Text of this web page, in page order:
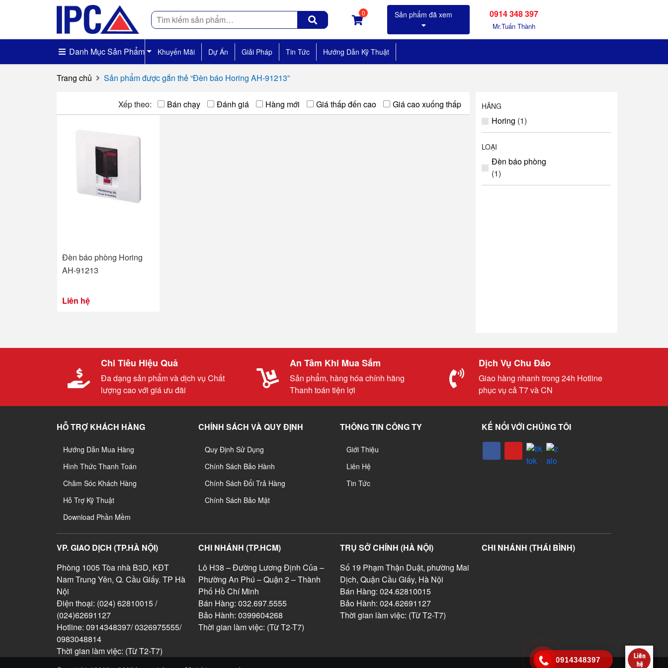
Tìm
kiếm
0 0914 348 397
Mr.Tuấn Thành
Danh Mục Sản Phẩm Khuyến Mãi Dự Án Giải Pháp Tin Tức Hướng Dẫn Kỹ Thuật
Trang chủ Sản phẩm được gắn thẻ “Đèn báo Horing AH-91213”
Xếp theo: Bán chạy Đánh giá Hàng mới Giá thấp đến cao Giá cao xuống thấp
Đèn báo phòng Horing
AH-91213
Liên hệ
HÃNG
Horing (1)
LOẠI
Đèn báo phòng
(1)
Chi Tiêu Hiệu Quả
Đa dạng sản phẩm và dịch vụ Chất
lượng cao với giá ưu đãi
An Tâm Khi Mua Sắm
Sản phẩm, hàng hóa chính hãng
Thanh toán tiện lợi
Dịch Vụ Chu Đáo
Giao hàng nhanh trong 24h Hotline
phục vụ cả T7 và CN
HỖ TRỢ KHÁCH HÀNG
Hướng Dẫn Mua Hàng
Hình Thức Thanh Toán
Chăm Sóc Khách Hàng
Hỗ Trợ Kỹ Thuật
Download Phần Mềm
CHÍNH SÁCH VÀ QUY ĐỊNH
Quy Định Sử Dụng
Chính Sách Bảo Hành
Chính Sách Đổi Trả Hàng
Chính Sách Bảo Mật
THÔNG TIN CÔNG TY
Giới Thiệu
Liên Hệ
Tin Tức
KẾ NỐI VỚI CHÚNG TÔI
VP. GIAO DỊCH (TP.HÀ NỘI)
Phòng 1005 Tòa nhà B3D, KĐT
Nam Trung Yên, Q. Cầu Giấy. TP Hà
Nội
Điện thoại: (024) 62810015 /
(024)62691127
Hotline: 0914348397/ 0326975555/
0983048814
Thời gian làm việc: (Từ T2-T7)
CHI NHÁNH (TP.HCM)
Lô H38 – Đường Lương Định Của –
Phường An Phú – Quận 2 – Thành
Phố Hồ Chí Minh
Bán Hàng: 032.697.5555
Bảo Hành: 0399604268
Thời gian làm việc: (Từ T2-T7)
TRỤ SỞ CHÍNH (HÀ NỘI)
Số 19 Phạm Thận Duật, phường Mai
Dịch, Quận Cầu Giấy, Hà Nội
Bán Hàng: 024.62810015
Bảo Hành: 024.62691127
Thời gian làm việc: (Từ T2-T7)
CHI NHÁNH (THÁI BÌNH)
0914348397